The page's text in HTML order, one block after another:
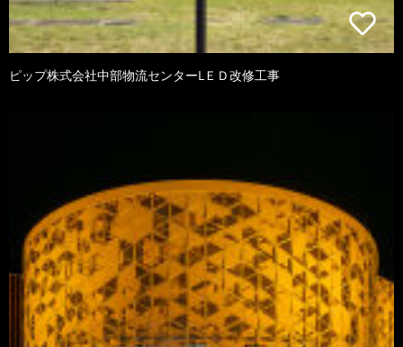
ピップ株式会社中部物流センターLＥＤ改修工事